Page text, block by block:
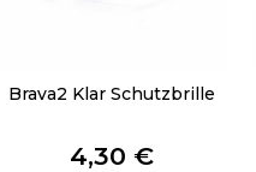
Brava2 Klar Schutzbrille
4,30 €